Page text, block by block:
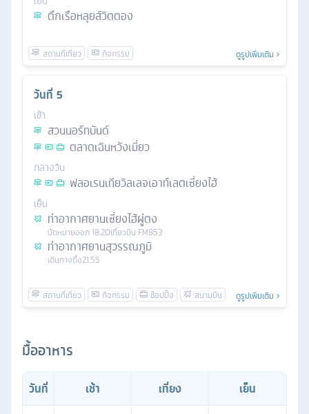
ตึกเรือหลุยส์วิตตอง
ดูรูปเพิ่มเติม
วันที่ 5
เช้า
สวนนอร์ทบันด์
ตลาดเฉินหวังเมี่ยว
กลางวัน
ฟลอเรนเทียวิลเลจเอาท์เลตเซี่ยงไฮ้
เย็น
ท่าอากาศยานเซี่ยงไฮ้ผู่ตง
นัดหมายออก18.20เที่ยวบิน FM853
ท่าอากาศยานสุวรรณภูมิ
เดินทางถึง21.55
ดูรูปเพิ่มเติม
มื้ออาหาร
วันที่ เช้า เที่ยง
เย็น